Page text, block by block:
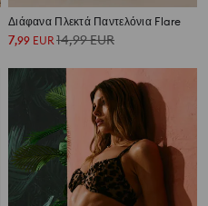
Διάφανα Πλεκτά Παντελόνια Flare
7,99 EUR14,99EUR